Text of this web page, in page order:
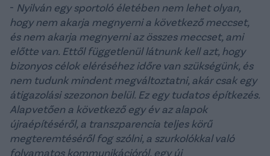
- Nyilván egy sportoló életében nem lehet olyan,
hogy nem akarja megnyerni a következő meccset,
és nem akarja megnyerni az összes meccset, ami
előtte van. Ettől függetlenül látnunk kell azt, hogy
bizonyos célok eléréséhez időre van szükségünk, és
nem tudunk mindent megváltoztatni, akár csak egy
átigazolási szezonon belül. Ez egy tudatos építkezés.
Alapvetően a következő egy év az alapok
újraépítéséről, a transzparencia teljes körű
megteremtéséről fog szólni, a szurkolókkal való
folyamatos kommunikációról, egy új